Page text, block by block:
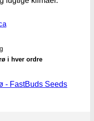
i hver ordre